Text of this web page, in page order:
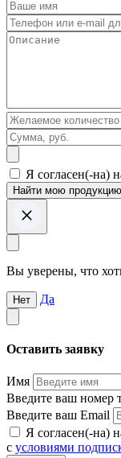
Я согласен(-на)
Вы уверены, что
Нет Да
Оставить заявку
Имя
Введите ваш номер
Введите ваш Email
Я согласен(-на)
с условиями